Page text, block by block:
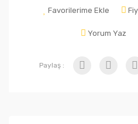
Favorilerime Ekle
Yorum Yaz
Paylaş :